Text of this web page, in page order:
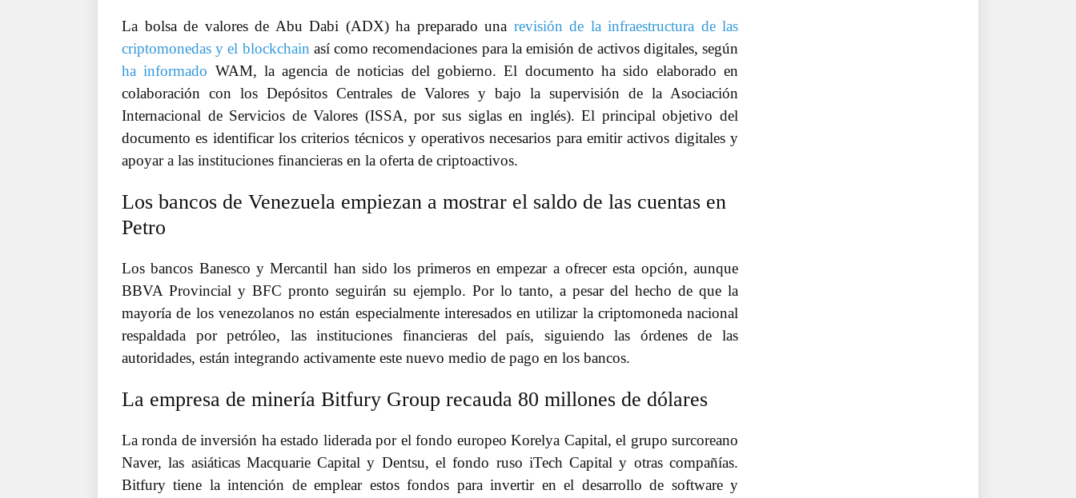
La bolsa de valores de Abu Dabi (ADX) ha preparado una revisión de la infraestructura de las
criptomonedas y el blockchain así como recomendaciones para la emisión de activos digitales, según
ha informado WAM, la agencia de noticias del gobierno. El documento ha sido elaborado en
colaboración con los Depósitos Centrales de Valores y bajo la supervisión de la Asociación
Internacional de Servicios de Valores (ISSA, por sus siglas en inglés). El principal objetivo del
documento es identificar los criterios técnicos y operativos necesarios para emitir activos digitales y
apoyar a las instituciones financieras en la oferta de criptoactivos.
Los bancos de Venezuela empiezan a mostrar el saldo de las cuentas en
Petro
Los bancos Banesco y Mercantil han sido los primeros en empezar a ofrecer esta opción, aunque
BBVA Provincial y BFC pronto seguirán su ejemplo. Por lo tanto, a pesar del hecho de que la
mayoría de los venezolanos no están especialmente interesados en utilizar la criptomoneda nacional
respaldada por petróleo, las instituciones financieras del país, siguiendo las órdenes de las
autoridades, están integrando activamente este nuevo medio de pago en los bancos.
La empresa de minería Bitfury Group recauda 80 millones de dólares
La ronda de inversión ha estado liderada por el fondo europeo Korelya Capital, el grupo surcoreano
Naver, las asiáticas Macquarie Capital y Dentsu, el fondo ruso iTech Capital y otras compañías.
Bitfury tiene la intención de emplear estos fondos para invertir en el desarrollo de software y